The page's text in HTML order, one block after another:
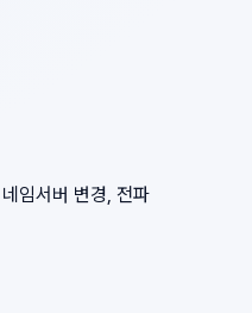
임서버 변경, 전파